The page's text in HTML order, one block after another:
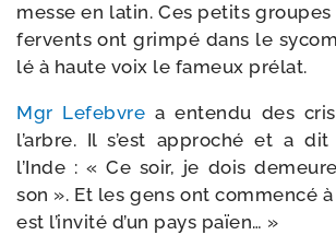
messe en latin. Ces petits
fer­vents ont grim­pé dans le
lé à haute voix le fameux prélat.
Mgr Lefebvre a enten­du des
l’arbre. Il s’est appro­ché et a
l’Inde : « Ce soir, je dois
son ». Et les gens ont com­men­cé
est l’in­vi­té d’un pays païen… »